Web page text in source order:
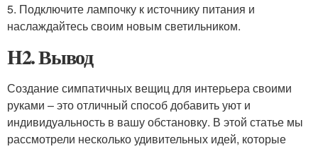
5. Подключите лампочку к источнику питания и
наслаждайтесь своим новым светильником.
H2. Вывод
Создание симпатичных вещиц для интерьера своими
руками – это отличный способ добавить уют и
индивидуальность в вашу обстановку. В этой статье мы
рассмотрели несколько удивительных идей, которые